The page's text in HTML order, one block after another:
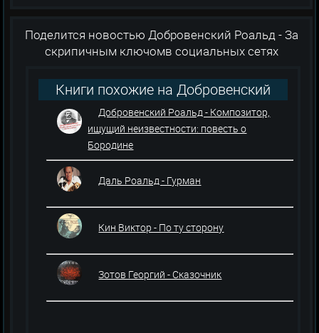
Поделится новостью Добровенский Роальд - За
скрипичным ключомв социальных сетях
Книги похожие на Добровенский
Роальд - За скрипичным ключом
Добровенский Роальд - Композитор,
ищущий неизвестности: повесть о
Бородине
Даль Роальд - Гурман
Кин Виктор - По ту сторону
Зотов Георгий - Сказочник